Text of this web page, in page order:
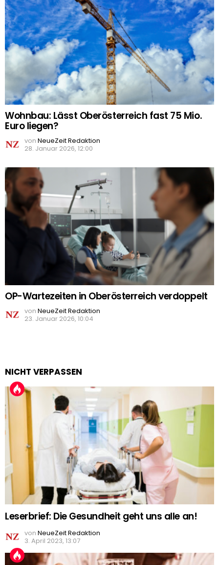
Wohnbau: Lässt Oberösterreich fast 75 Mio.
Euro liegen?
von NeueZeit Redaktion
28. Januar 2026, 12:00
OP-Wartezeiten in Oberösterreich verdoppelt
von NeueZeit Redaktion
23. Januar 2026, 10:04
NICHT VERPASSEN
Leserbrief: Die Gesundheit geht uns alle an!
von NeueZeit Redaktion
3. April 2023, 13:07